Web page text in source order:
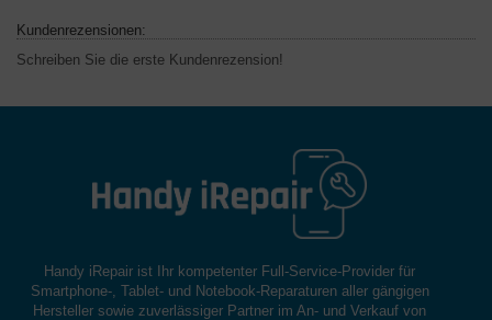
Kundenrezensionen:
Schreiben Sie die erste Kundenrezension!
Handy iRepair ist Ihr kompetenter Full-Service-Provider für
Smartphone-, Tablet- und Notebook-Reparaturen aller gängigen
Hersteller sowie zuverlässiger Partner im An- und Verkauf von